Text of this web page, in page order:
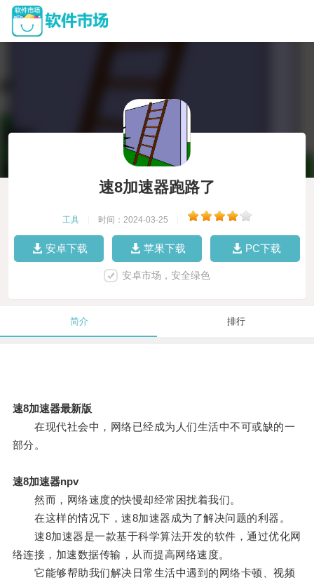
速8加速器跑路了
工具 时间：2024-03-25
安卓下载 苹果下载 PC下载
安卓市场，安全绿色
简介 排行
速8加速器最新版
在现代社会中，网络已经成为人们生活中不可或缺的一
部分。
速8加速器npv
然而，网络速度的快慢却经常困扰着我们。
在这样的情况下，速8加速器成为了解决问题的利器。
速8加速器是一款基于科学算法开发的软件，通过优化网
络连接，加速数据传输，从而提高网络速度。
它能够帮助我们解决日常生活中遇到的网络卡顿、视频